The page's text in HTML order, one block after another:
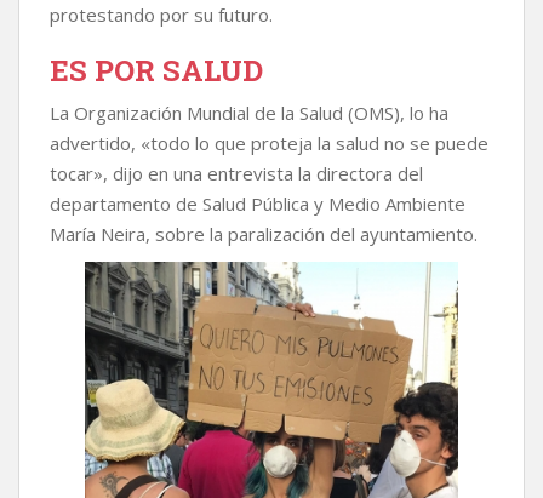
protestando por su futuro.
ES POR SALUD
La Organización Mundial de la Salud (OMS), lo ha
advertido, «todo lo que proteja la salud no se puede
tocar», dijo en una entrevista la directora del
departamento de Salud Pública y Medio Ambiente
María Neira, sobre la paralización del ayuntamiento.